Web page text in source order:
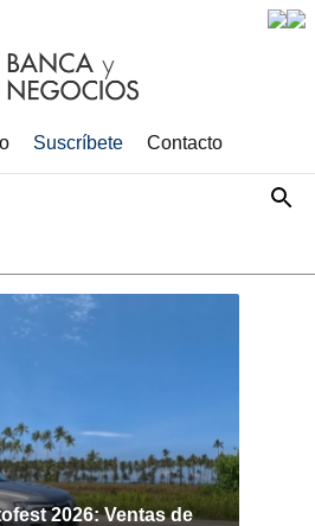
Suscríbete Contacto
2026: Ventas de